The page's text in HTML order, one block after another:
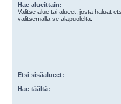
Hae alueittain:
Valitse alue tai alueet, josta haluat
valitsemalla se alapuolelta.
Etsi sisäalueet:
Hae täältä: